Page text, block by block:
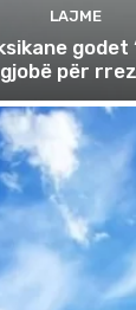
LAJME
godet
për